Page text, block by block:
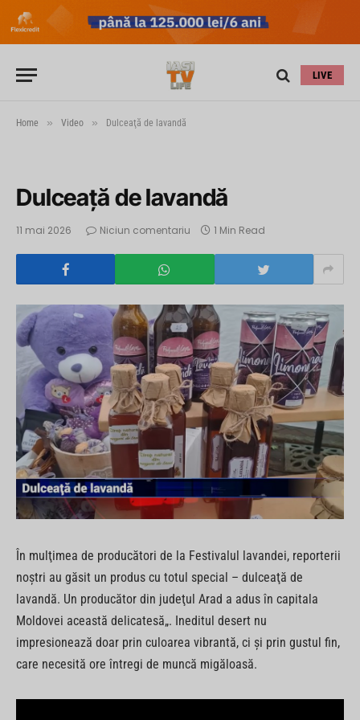
LIVE
Home » Video » Dulceaţă de lavandă
Dulceaţă de lavandă
11 mai 2026 Niciun comentariu 1 Min Read
În mulţimea de producători de la Festivalul lavandei, reporterii
noştri au găsit un produs cu totul special – dulceaţă de
lavandă. Un producător din judeţul Arad a adus în capitala
Moldovei această delicatesă„. Ineditul desert nu
impresionează doar prin culoarea vibrantă, ci şi prin gustul fin,
care necesită ore întregi de muncă migăloasă.